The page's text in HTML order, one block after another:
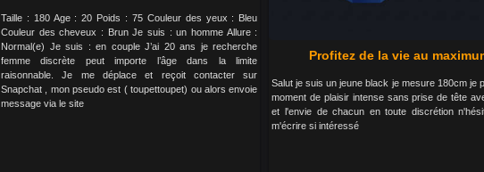
Taille : 180 Age : 20 Poids : 75 Couleur des yeux : Bleu
Couleur des cheveux : Brun Je suis : un homme Allure :
Normal(e) Je suis : en couple J’ai 20 ans je recherche
femme discrète peut importe l’âge dans la limite
raisonnable. Je me déplace et reçoit contacter sur
Snapchat , mon pseudo est ( toupettoupet) ou alors envoie
message via le site
Profitez de la vie au
Salut je suis un jeune black je mesure 180cm je
moment de plaisir intense sans prise de tête
et l'envie de chacun en toute discrétion
m'écrire si intéressé